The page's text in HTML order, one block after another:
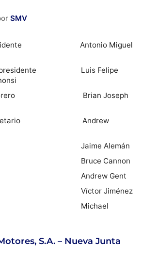
SMV
Antonio Miguel
Luis Felipe
Tesorero Brian Joseph
Secretario Andrew
Jaime Alemán
Cannon
Gent
Jiménez
S.A. – Nueva Junta